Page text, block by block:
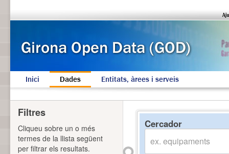
Inici Dades Entitats, àrees i serveis
Cercador
Filtres
Cliqueu sobre un o més
termes de la llista següent
per filtrar els resultats.